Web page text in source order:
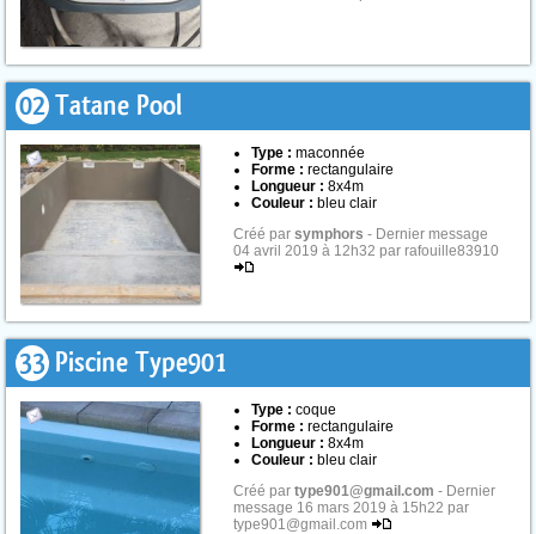
02 Tatane Pool
Type : maconnée
Forme : rectangulaire
Longueur : 8x4m
Couleur : bleu clair
Créé par symphors - Dernier message
04 avril 2019 à 12h32 par rafouille83910
33 Piscine Type901
Type : coque
Forme : rectangulaire
Longueur : 8x4m
Couleur : bleu clair
Créé par type901@gmail.com - Dernier
message 16 mars 2019 à 15h22 par
type901@gmail.com